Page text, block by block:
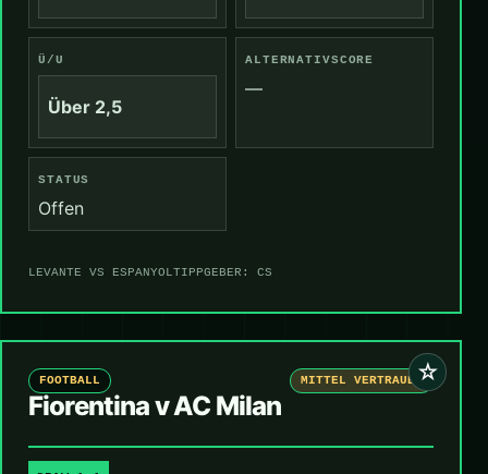
Ü/U
Über 2,5
ALTERNATIVSCORE
—
STATUS
Offen
LEVANTE VS ESPANYOLTIPPGEBER: CS
☆
FOOTBALL MITTEL VERTRAUEN
Fiorentina v AC Milan